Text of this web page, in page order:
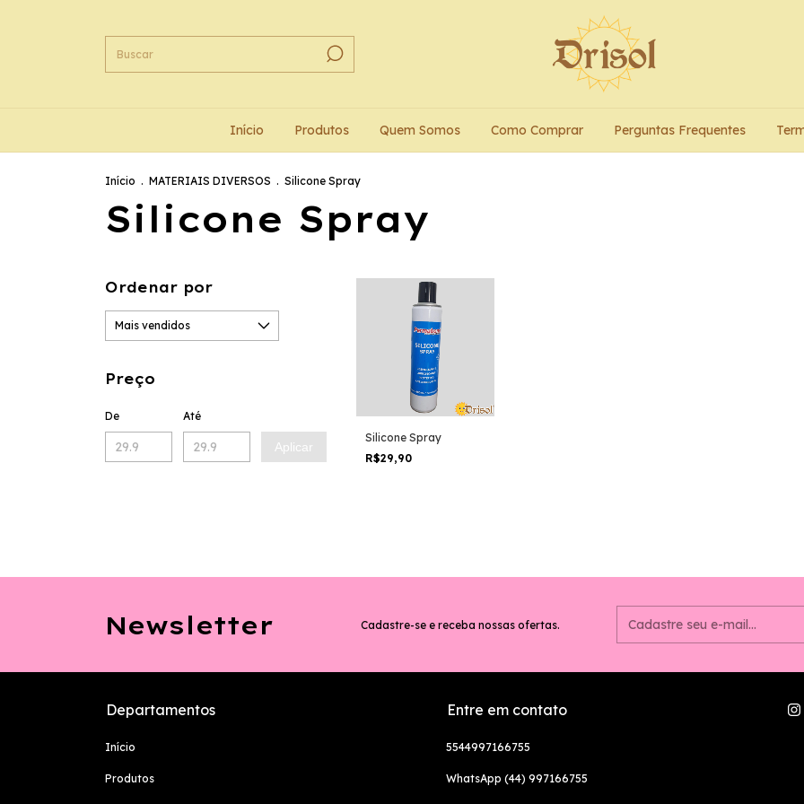
Início Produtos Quem Somos Como Comprar Perguntas Frequentes
Início . MATERIAIS DIVERSOS . Silicone Spray
Silicone Spray
Ordenar por
Preço
De Até
Aplicar
Silicone Spray
R$29,90
Newsletter Cadastre-se e receba nossas ofertas.
Departamentos
Início
Produtos
Entre em contato
5544997166755
WhatsApp (44) 997166755